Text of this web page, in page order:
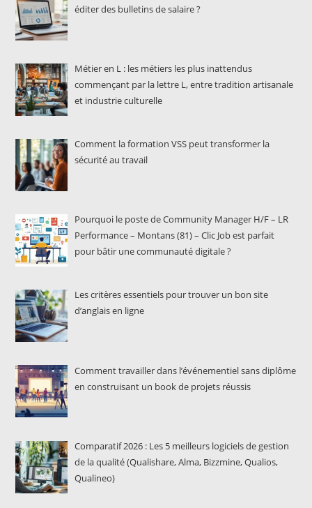
éditer des bulletins de salaire ?
Métier en L : les métiers les plus inattendus
commençant par la lettre L, entre tradition artisanale
et industrie culturelle
Comment la formation VSS peut transformer la
sécurité au travail
Pourquoi le poste de Community Manager H/F – LR
Performance – Montans (81) – Clic Job est parfait
pour bâtir une communauté digitale ?
Les critères essentiels pour trouver un bon site
d’anglais en ligne
Comment travailler dans l’événementiel sans diplôme
en construisant un book de projets réussis
Comparatif 2026 : Les 5 meilleurs logiciels de gestion
de la qualité (Qualishare, Alma, Bizzmine, Qualios,
Qualineo)